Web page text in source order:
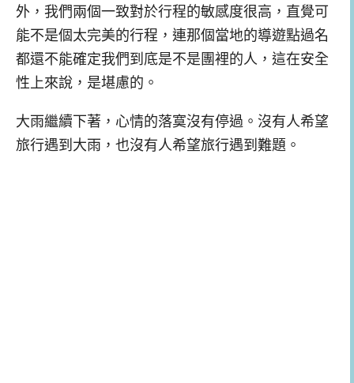
外，我們兩個一致對於行程的敏感度很高，直覺可
能不是個太完美的行程，連那個當地的導遊點過名
都還不能確定我們到底是不是團裡的人，這在安全
性上來說，是堪慮的。
大雨繼續下著，心情的落寞沒有停過。沒有人希望
旅行遇到大雨，也沒有人希望旅行遇到難題。